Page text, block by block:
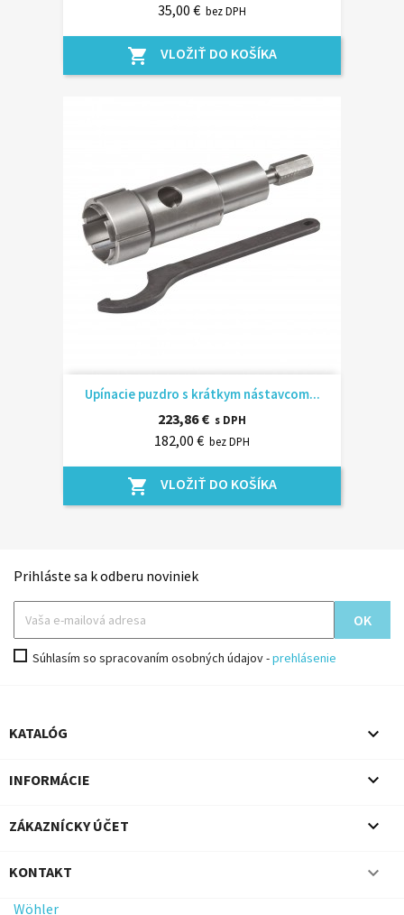
35,00 € bez DPH
shopping_cart VLOŽIŤ DO KOŠÍKA
Upínacie puzdro s krátkym nástavcom...
223,86 € s DPH
182,00 € bez DPH
shopping_cart VLOŽIŤ DO KOŠÍKA
Prihláste sa k odberu noviniek
Súhlasím so spracovaním osobných údajov -prehlásenie
KATALÓG 
INFORMÁCIE 
ZÁKAZNÍCKY ÚČET 
KONTAKT 
Wöhler